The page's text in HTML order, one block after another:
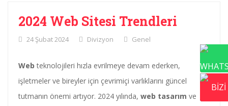
2024 Web Sitesi Trendleri
24 Şubat 2024 Divizyon Genel
Webteknolojileri hızla evrilmeye devam ederken,
işletmeler ve bireyler için çevrimiçi varlıklarını güncel
tutmanın önemi artıyor. 2024 yılında, web tasarım ve